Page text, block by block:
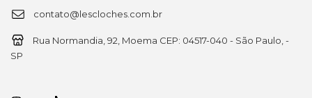
contato@lescloches.com.br
Rua Normandia, 92, Moema CEP: 04517-040 - São Paulo, -
SP